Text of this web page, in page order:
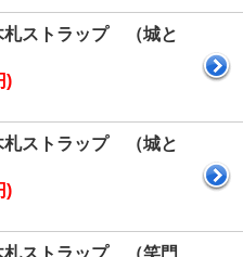
札ストラップ （城と
)
札ストラップ （城と
)
札ストラップ （笑門